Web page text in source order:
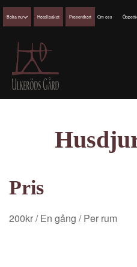
Boka nu Hotellpaket Presentkort Om oss
Pris
200kr/ En gång / Per rum